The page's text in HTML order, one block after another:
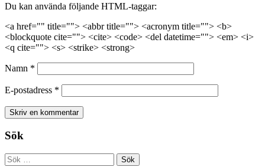
Du kan använda följande HTML-taggar:
<a href="" title=""> <abbr title=""> <acronym title=""> <b>
<blockquote cite=""> <cite> <code> <del datetime=""> <em> <i>
<q cite=""> <s> <strike> <strong>
Namn *
E-postadress *
Sök